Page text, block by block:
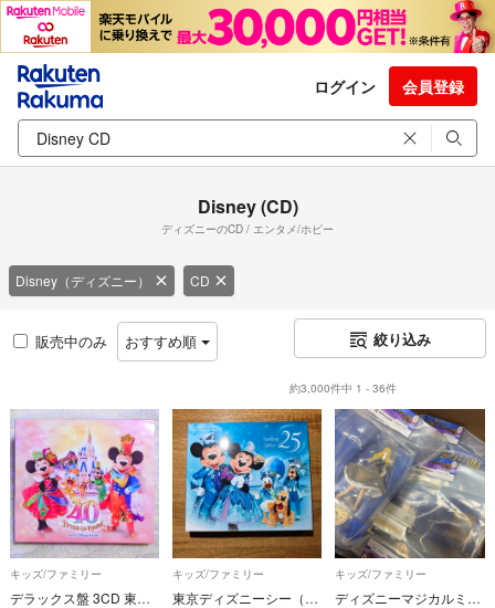
ログイン 会員登録
Disney (CD)
ディズニーのCD / エンタメ/ホビー
Disney（ディズニー） CD
販売中のみ おすすめ順 絞り込み
約3,000件中 1 - 36件
キッズ/ファミリー
デラックス盤 3CD 東京ディズニーリゾート 40周年 ドリームゴーラウンド ミュージックアルバム
キッズ/ファミリー
東京ディズニーシー（R）25周年“スパークリング・ジュビリー”ミュージック・アルバム［デラックス］
キッズ/ファミリー
ディズニーマジカルミュージックシアター 126-129号